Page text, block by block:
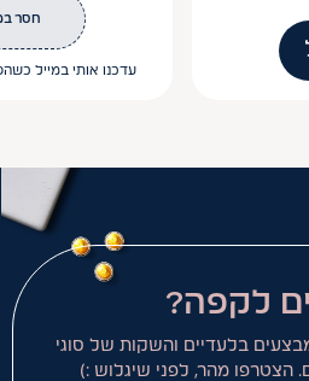
חסר
עדכנו אותי במייל
לקפה?
בלעדיים והשקות של סוגי
הצטרפו מהר, לפני שיגלוש :)